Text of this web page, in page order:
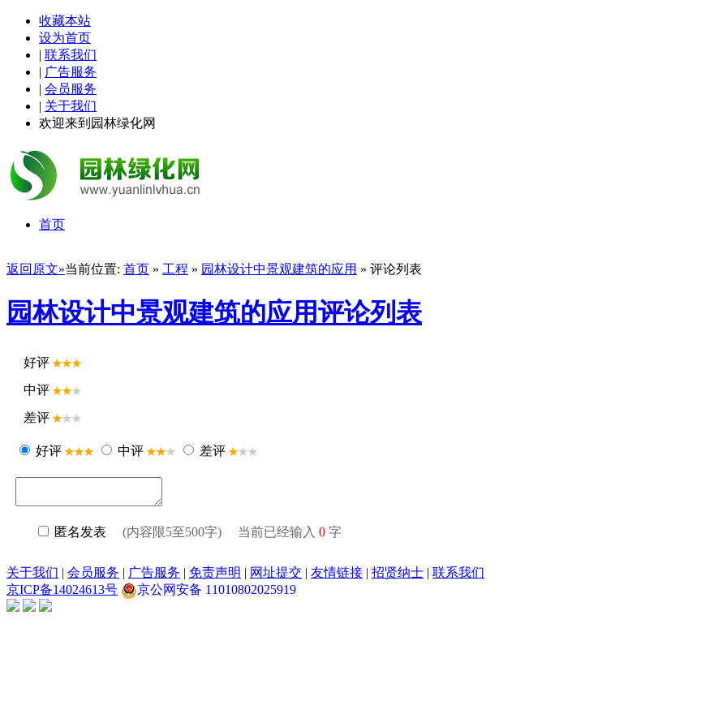
收藏本站
设为首页
| 联系我们
| 广告服务
| 会员服务
| 关于我们
欢迎来到园林绿化网
首页
返回原文»当前位置: 首页 » 工程 » 园林设计中景观建筑的应用 » 评论列表
园林设计中景观建筑的应用评论列表
好评
中评
差评
好评 中评 差评
匿名发表 (内容限5至500字) 当前已经输入 0 字
关于我们 | 会员服务 | 广告服务 | 免责声明 | 网址提交 | 友情链接 | 招贤纳士 | 联系我们
京ICP备14024613号
京公网安备 11010802025919